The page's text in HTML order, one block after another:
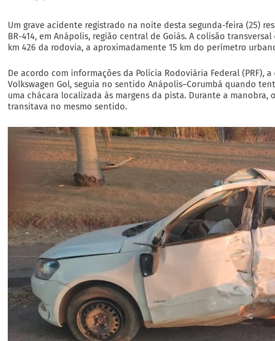
Um grave acidente registrado na noite desta segunda-feira (25)
BR-414, em Anápolis, região central de Goiás. A colisão
km 426 da rodovia, a aproximadamente 15 km do perímetro
De acordo com informações da Polícia Rodoviária Federal (PRF),
Volkswagen Gol, seguia no sentido Anápolis–Corumbá quando
uma chácara localizada às margens da pista. Durante a
transitava no mesmo sentido.